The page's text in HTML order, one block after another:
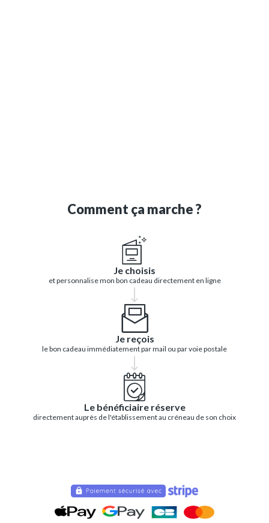
Comment ça marche ?
Je choisis
et personnalise mon bon cadeau directement en ligne
Je reçois
le bon cadeau immédiatement par mail ou par voie postale
Le bénéficiaire réserve
directement auprès de l'établissement au créneau de son choix